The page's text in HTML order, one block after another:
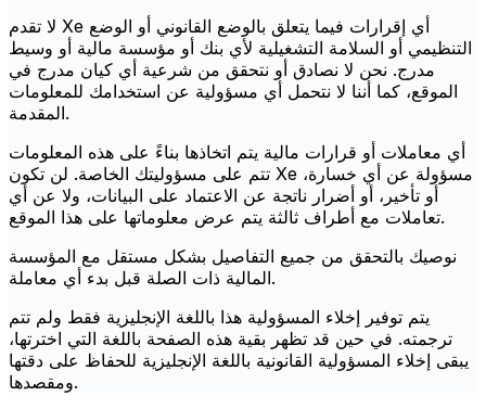
لا تقدم Xe أي إقرارات فيما يتعلق بالوضع القانوني أو الوضع
التنظيمي أو السلامة التشغيلية لأي بنك أو مؤسسة مالية أو وسيط
مدرج. نحن لا نصادق أو نتحقق من شرعية أي كيان مدرج في
الموقع، كما أننا لا نتحمل أي مسؤولية عن استخدامك للمعلومات
المقدمة.
أي معاملات أو قرارات مالية يتم اتخاذها بناءً على هذه المعلومات
تتم على مسؤوليتك الخاصة. لن تكون Xe مسؤولة عن أي خسارة،
أو تأخير، أو أضرار ناتجة عن الاعتماد على البيانات، ولا عن أي
تعاملات مع أطراف ثالثة يتم عرض معلوماتها على هذا الموقع.
نوصيك بالتحقق من جميع التفاصيل بشكل مستقل مع المؤسسة
المالية ذات الصلة قبل بدء أي معاملة.
يتم توفير إخلاء المسؤولية هذا باللغة الإنجليزية فقط ولم تتم
ترجمته. في حين قد تظهر بقية هذه الصفحة باللغة التي اخترتها،
يبقى إخلاء المسؤولية القانونية باللغة الإنجليزية للحفاظ على دقتها
ومقصدها.